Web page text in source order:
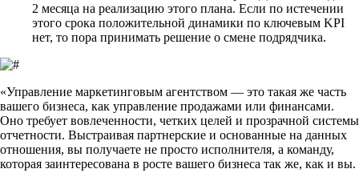
2 месяца на реализацию этого плана. Если по истечении
этого срока положительной динамики по ключевым KPI
нет, то пора принимать решение о смене подрядчика.
«Управление маркетинговым агентством — это такая же часть
вашего бизнеса, как управление продажами или финансами.
Оно требует вовлеченности, четких целей и прозрачной системы
отчетности. Выстраивая партнерские и основанные на данных
отношения, вы получаете не просто исполнителя, а команду,
которая заинтересована в росте вашего бизнеса так же, как и вы.